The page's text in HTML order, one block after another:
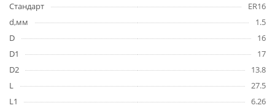
Стандарт
ER16
d,мм
1.5
D
16
D1
17
D2
13.8
L
27.5
L1
6.26